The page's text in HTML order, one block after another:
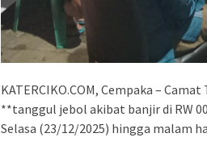
KATERCIKO.COM, Cempaka –
**tanggul jebol akibat banjir di RW
Selasa (23/12/2025) hingga malam